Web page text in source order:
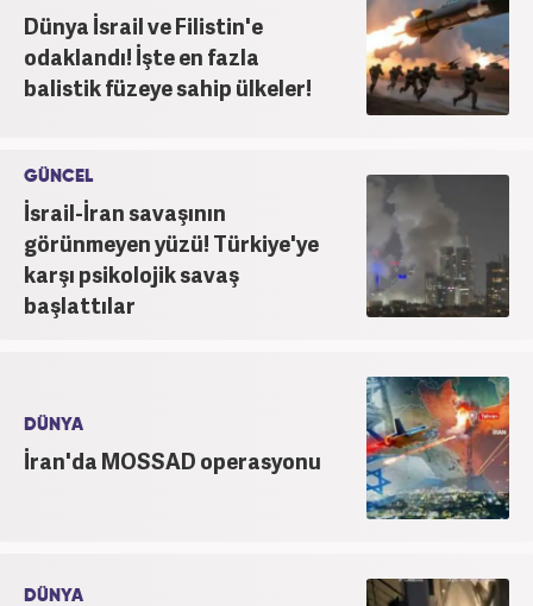
Dünya İsrail ve Filistin'e
odaklandı! İşte en fazla
balistik füzeye sahip ülkeler!
GÜNCEL
İsrail-İran savaşının
görünmeyen yüzü! Türkiye'ye
karşı psikolojik savaş
başlattılar
DÜNYA
İran'da MOSSAD operasyonu
DÜNYA